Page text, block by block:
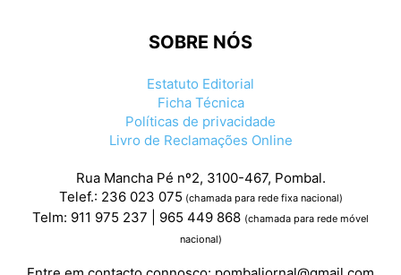
SOBRE NÓS
Estatuto Editorial
Ficha Técnica
Políticas de privacidade
Livro de Reclamações Online
Rua Mancha Pé nº2, 3100-467, Pombal.
Telef.: 236 023 075 (chamada para rede fixa nacional)
Telm: 911 975 237 | 965 449 868 (chamada para rede móvel
nacional)